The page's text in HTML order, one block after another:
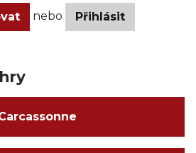
nebo Přihlásit